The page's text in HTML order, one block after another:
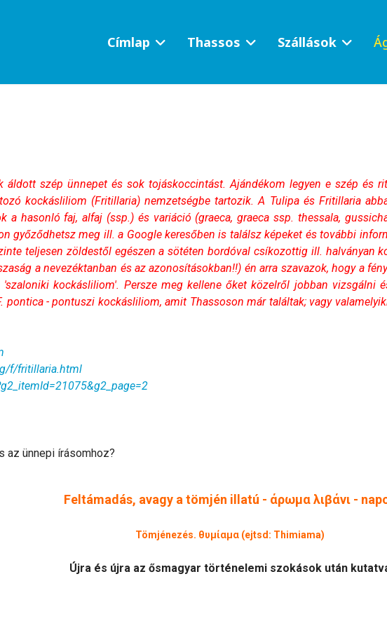
Címlap Thassos Szállások
szép ünnepet és sok tojáskoccintást. Ajándékom legyen e szép és
kockásliliom (Fritillaria) nemzetségbe tartozik. A Tulipa és Fritillaria
a hasonló faj, alfaj (ssp.) és variáció (graeca, graeca ssp. thessala,
győződhetsz meg ill. a Google keresőben is találsz képeket és további
teljesen zöldestől egészen a sötéten bordóval csíkozottig ill. halványan
a nevezéktanban és az azonosításokban!!) én arra szavazok, hogy a
kockásliliom'. Persze meg kellene őket közelről jobban vizsgálni
pontica - pontuszi kockásliliom, amit Thassoson már találtak; vagy
f/fritillaria.html
az ünnepi írásomhoz?
Feltámadás, avagy a tömjén illatú - άρωμα λιβάνι -
Tömjénezés. θυμίαμα (ejtsd: Thimiama)
Újra és újra az ősmagyar történelemi szokások után